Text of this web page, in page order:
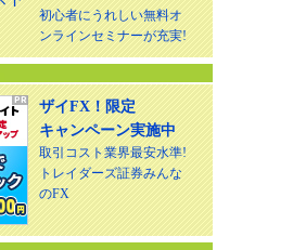
初心者にうれしい無料オ
ンラインセミナーが充実!
ザイFX！限定
キャンペーン実施中
取引コスト業界最安水準!
トレイダーズ証券みんな
のFX